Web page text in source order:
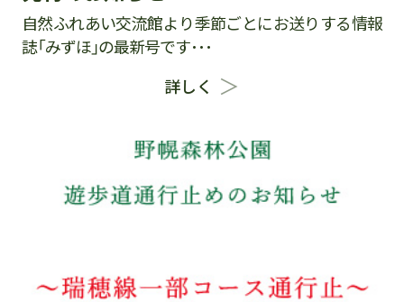
自然ふれあい交流館より季節ごとにお送りする情報
誌「みずほ」の最新号です･･･
詳しく